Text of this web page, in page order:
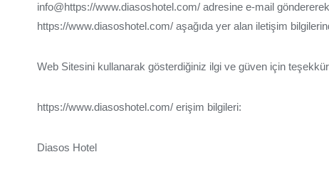
info@https://www.diasoshotel.com/ adresine e-mail
https://www.diasoshotel.com/ aşağıda yer alan iletişim
Web Sitesini kullanarak gösterdiğiniz ilgi ve güven için
https://www.diasoshotel.com/ erişim bilgileri:
Diasos Hotel